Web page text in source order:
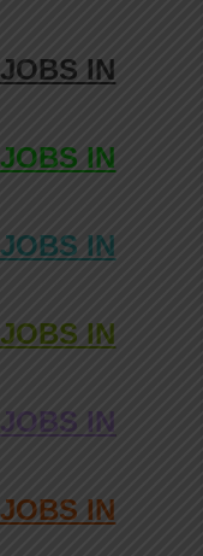
IN
IN
IN
IN
IN
IN